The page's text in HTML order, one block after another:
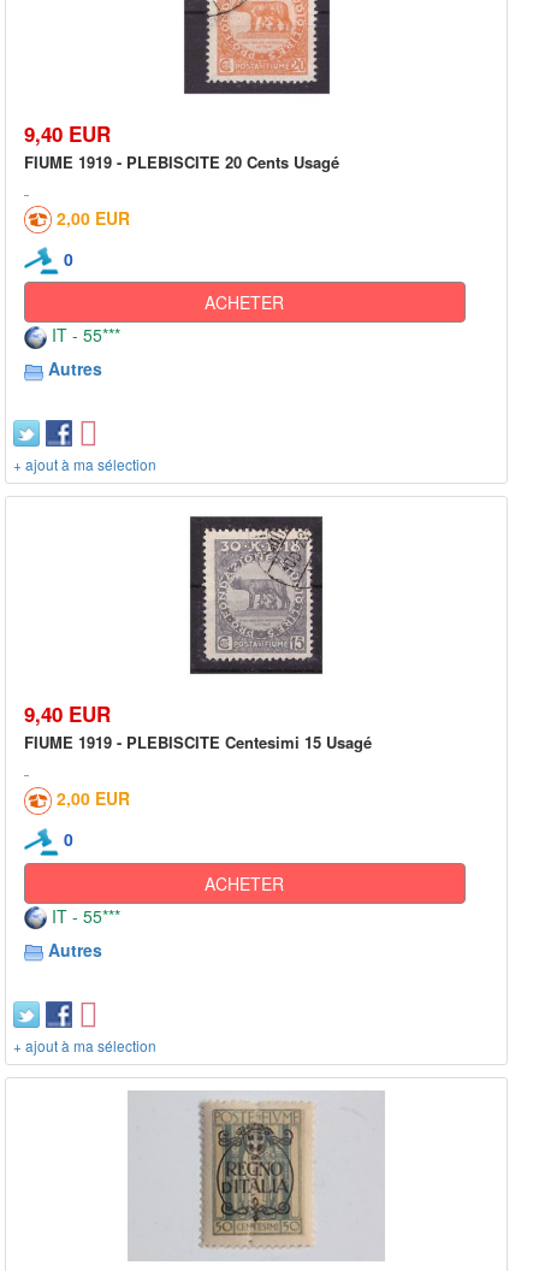
9,40 EUR
FIUME 1919 - PLEBISCITE 20 Cents Usagé
2,00 EUR
0
ACHETER
IT - 55***
Autres
+ ajout à ma sélection
9,40 EUR
FIUME 1919 - PLEBISCITE Centesimi 15 Usagé
2,00 EUR
0
ACHETER
IT - 55***
Autres
+ ajout à ma sélection